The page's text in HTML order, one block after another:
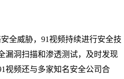
全威胁，91视频持续进行安全技
漏洞扫描和渗透测试，及时发现
视频还与多家知名安全公司合